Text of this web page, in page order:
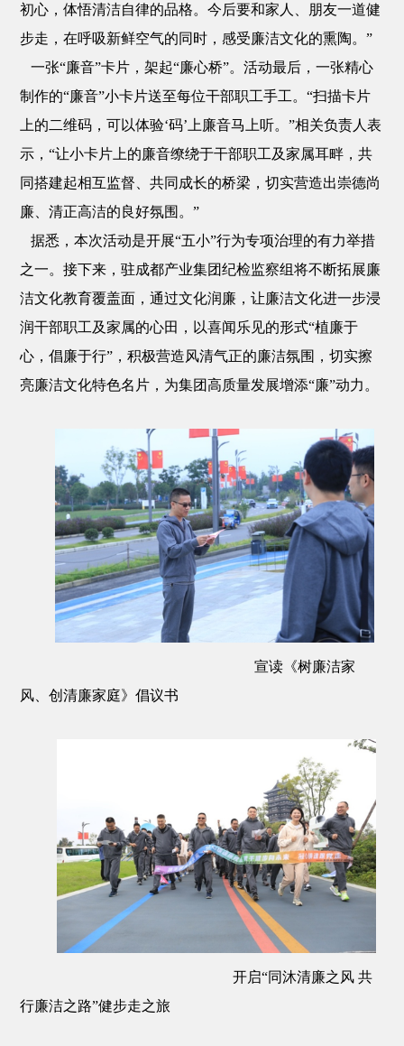
初心，体悟清洁自律的品格。今后要和家人、朋友一道健
步走，在呼吸新鲜空气的同时，感受廉洁文化的熏陶。”
一张“廉音”卡片，架起“廉心桥”。活动最后，一张精心
制作的“廉音”小卡片送至每位干部职工手工。“扫描卡片
上的二维码，可以体验‘码’上廉音马上听。”相关负责人表
示，“让小卡片上的廉音缭绕于干部职工及家属耳畔，共
同搭建起相互监督、共同成长的桥梁，切实营造出崇德尚
廉、清正高洁的良好氛围。”
据悉，本次活动是开展“五小”行为专项治理的有力举措
之一。接下来，驻成都产业集团纪检监察组将不断拓展廉
洁文化教育覆盖面，通过文化润廉，让廉洁文化进一步浸
润干部职工及家属的心田，以喜闻乐见的形式“植廉于
心，倡廉于行”，积极营造风清气正的廉洁氛围，切实擦
亮廉洁文化特色名片，为集团高质量发展增添“廉”动力。
宣读《树廉洁家
风、创清廉家庭》倡议书
开启“同沐清廉之风 共
行廉洁之路”健步走之旅